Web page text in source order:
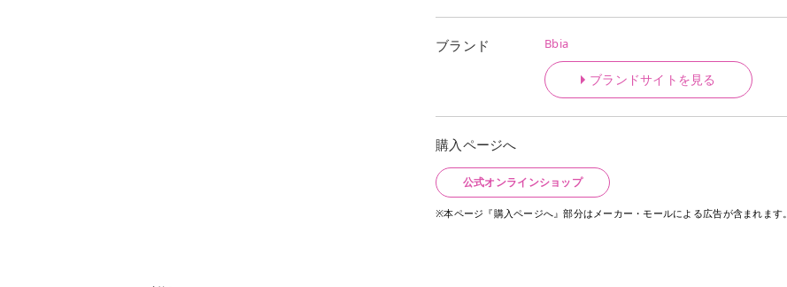
ブランド Bbia
ブランドサイトを見る
購入ページへ
公式オンラインショップ
※本ページ『購入ページへ』部分はメーカー・モールによる広告が含まれます。